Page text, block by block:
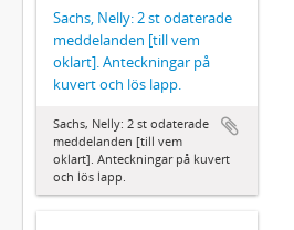
Sachs, Nelly: 2 st odaterade
meddelanden [till vem
oklart]. Anteckningar på
kuvert och lös lapp.
Sachs, Nelly: 2 st odaterade
meddelanden [till vem
oklart]. Anteckningar på kuvert
och lös lapp.